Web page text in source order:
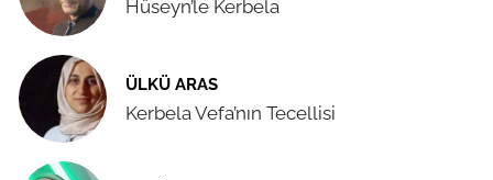
Hüseyn’le Kerbela
ÜLKÜ ARAS
Kerbela Vefa’nın Tecellisi